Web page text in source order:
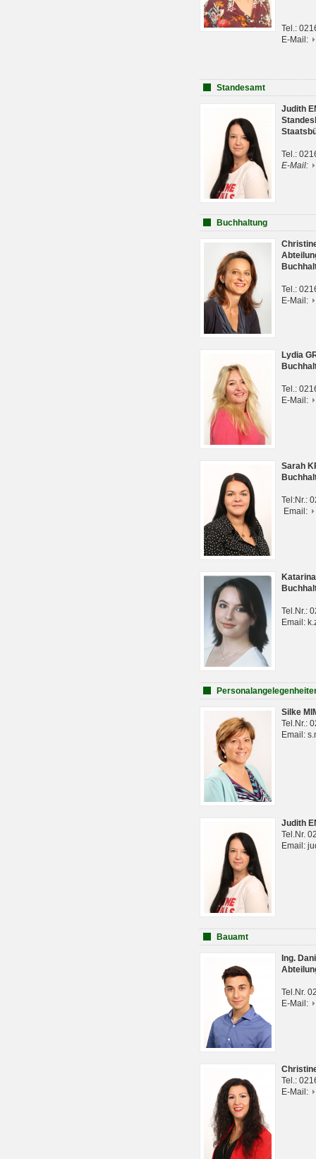
Tel.:
E-Mail:
Standesamt
Judith
Tel.:
E-Mail:
Buchhaltung
Tel.:
E-Mail:
Lydia
Tel.:
E-Mail:
Sarah
Tel:Nr.:
Email:
Tel.Nr.:
Email:
Silke
Tel.Nr.:
Email:
Judith
Tel.Nr.
Email:
Bauamt
Ing.
Tel.Nr.
E-Mail:
Tel.:
E-Mail: